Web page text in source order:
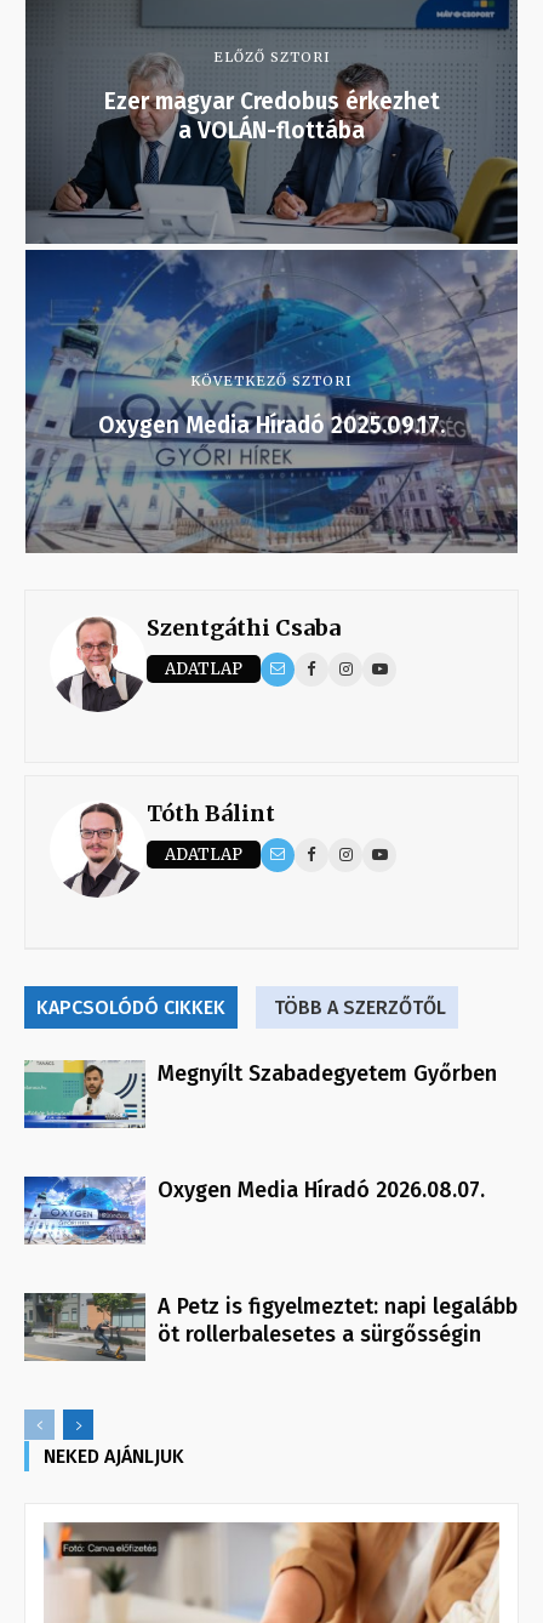
ELŐZŐ SZTORI
Ezer magyar Credobus érkezhet
a VOLÁN-flottába
KÖVETKEZŐ SZTORI
Oxygen Media Híradó 2025.09.17.
Szentgáthi Csaba
ADATLAP
Tóth Bálint
ADATLAP
KAPCSOLÓDÓ CIKKEK TÖBB A SZERZŐTŐL
Megnyílt Szabadegyetem Győrben
Oxygen Media Híradó 2026.08.07.
A Petz is figyelmeztet: napi legalább
öt rollerbalesetes a sürgősségin
NEKED AJÁNLJUK